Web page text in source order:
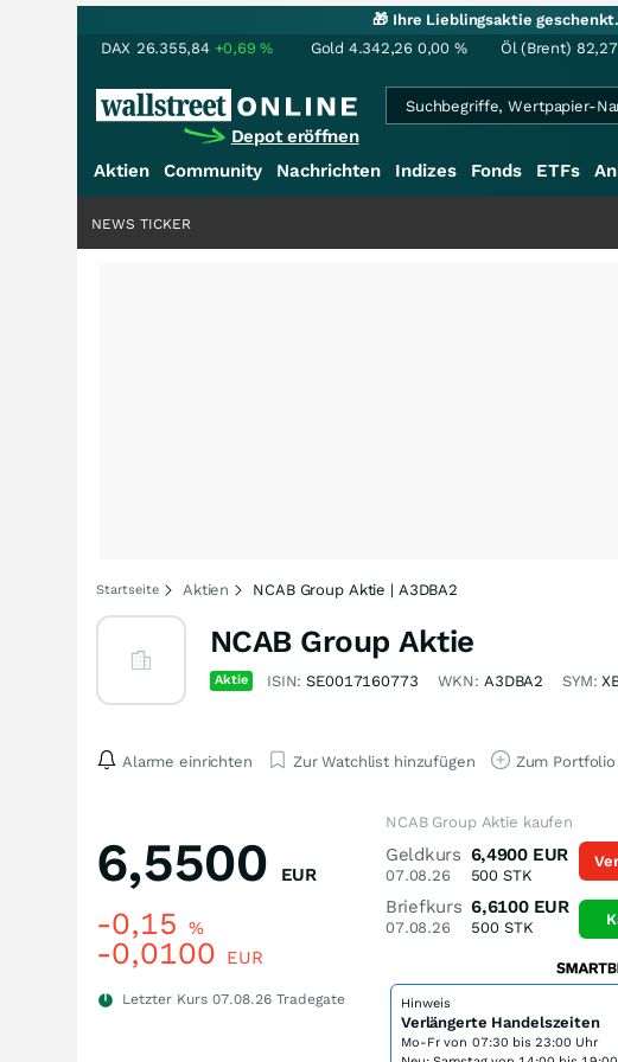
🎁 Ihre Lieblingsaktie
DAX 26.355,84 +0,69% Gold 4.342,26 0,00 % Öl (Brent) 82,27
Depot eröffnen
Aktien Community Nachrichten Indizes Fonds ETFs
NEWS TICKER
Startseite Aktien NCAB Group Aktie | A3DBA2
NCAB Group Aktie
Aktie ISIN:SE0017160773 WKN: A3DBA2 SYM:
Alarme einrichten Zur Watchlist hinzufügen Zum
6,5500 EUR
-0,15 %
-0,0100 EUR
Letzter Kurs 07.08.26 Tradegate
NCAB Group Aktie kaufen
Geldkurs
07.08.26
6,4900 EUR
500 STK
Briefkurs
07.08.26
6,6100 EUR
500STK
Hinweis
Verlängerte Handelszeiten
Mo-Fr von 07:30 bis 23:00 Uhr